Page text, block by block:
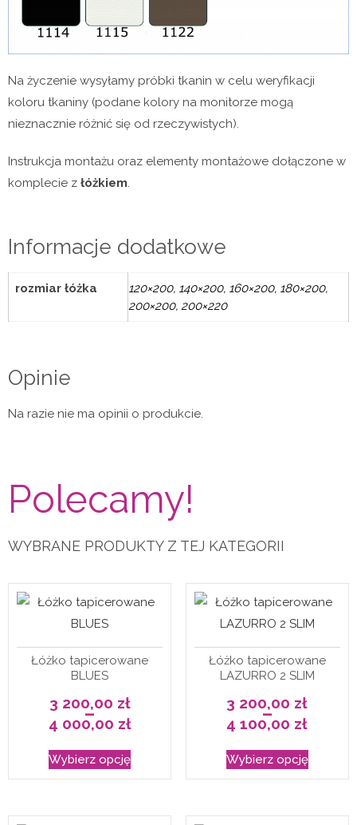
Na życzenie wysyłamy próbki tkanin w celu weryfikacji
koloru tkaniny (podane kolory na monitorze mogą
nieznacznie różnić się od rzeczywistych).
Instrukcja montażu oraz elementy montażowe dołączone w
komplecie z łóżkiem
Informacje dodatkowe
rozmiar łóżka
120×200, 140×200, 160×200, 180×200,
200×200, 200×220
Opinie
Na razie nie ma opinii o produkcie.
Polecamy!
WYBRANE PRODUKTY Z TEJ KATEGORII
Łóżko tapicerowane
BLUES
3 200,00 zł
–
4 000,00 zł
Zakres
od
3
200,00 zł
do
Wybierz opcję
Ten
produkt
wiele
Łóżko tapicerowane
LAZURRO 2 SLIM
3 200,00 zł
–
4 100,00 zł
Zakres
od
3
200,00 zł
do
Wybierz opcję
Ten
produkt
wiele